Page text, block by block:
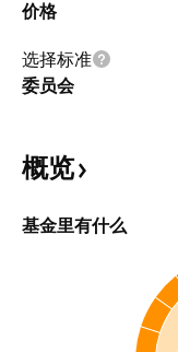
价格
选择标准
委员会
概览
基金里有什么